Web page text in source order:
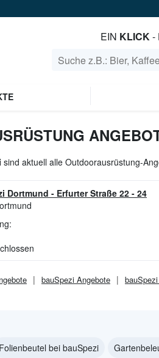
EIN KLICK-
sind aktuell alle Outdoorausrüstung-
Dortmund - Erfurter Straße 22 - 24
bauSpezi Angebote bauSpezi
Folienbeutel bei bauSpezi